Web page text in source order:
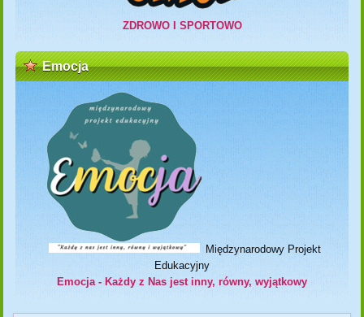
ZDROWO I SPORTOWO
Emocja
Międzynarodowy Projekt
Edukacyjny
Emocja - Każdy z Nas jest inny, równy, wyjątkowy